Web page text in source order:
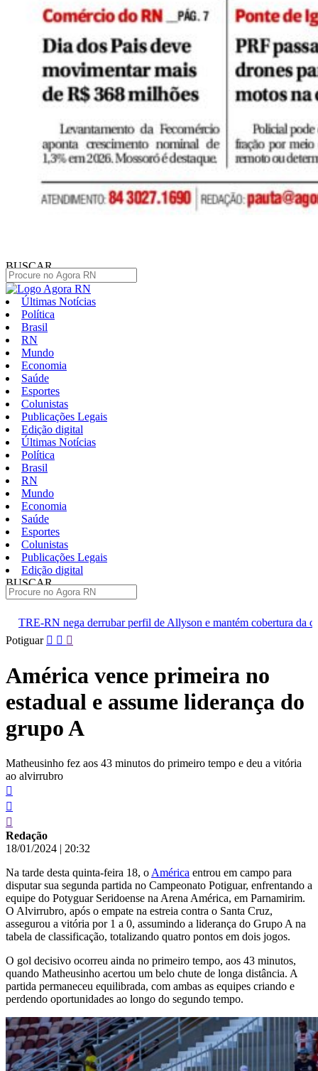
BUSCAR
Últimas Notícias
Política
Brasil
RN
Mundo
Economia
Saúde
Esportes
Colunistas
Publicações Legais
Edição digital
Últimas Notícias
Política
Brasil
RN
Mundo
Economia
Saúde
Esportes
Colunistas
Publicações Legais
Edição digital
BUSCAR
perfil de Allyson e mantém cobertura da convenção
Pular
conteúdo
Potiguar
América vence primeira no
estadual e assume liderança do
grupo A
Matheusinho fez aos 43 minutos do primeiro tempo e deu a vitória
ao alvirrubro
Redação
18/01/2024 | 20:32
Na tarde desta quinta-feira 18, o América entrou em campo para
disputar sua segunda partida no Campeonato Potiguar, enfrentando a
equipe do Potyguar Seridoense na Arena América, em Parnamirim.
O Alvirrubro, após o empate na estreia contra o Santa Cruz,
assegurou a vitória por 1 a 0, assumindo a liderança do Grupo A na
tabela de classificação, totalizando quatro pontos em dois jogos.
O gol decisivo ocorreu ainda no primeiro tempo, aos 43 minutos,
quando Matheusinho acertou um belo chute de longa distância. A
partida permaneceu equilibrada, com ambas as equipes criando e
perdendo oportunidades ao longo do segundo tempo.